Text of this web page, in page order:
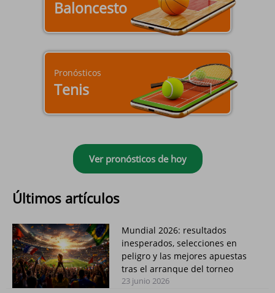
Baloncesto
Pronósticos
Tenis
Ver pronósticos de hoy
Últimos artículos
Mundial 2026: resultados
inesperados, selecciones en
peligro y las mejores apuestas
tras el arranque del torneo
23 junio 2026